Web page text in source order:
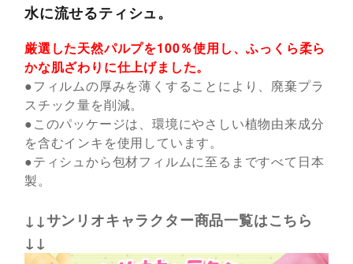
水に流せるティシュ。
厳選した天然パルプを100％使用し、ふっくら柔ら
かな肌ざわりに仕上げました。
●フィルムの厚みを薄くすることにより、廃棄プラ
スチック量を削減。
●このパッケージは、環境にやさしい植物由来成分
を含むインキを使用しています。
●ティシュから包材フィルムに至るまですべて日本
製。
↓↓サンリオキャラクター商品一覧はこちら
↓↓